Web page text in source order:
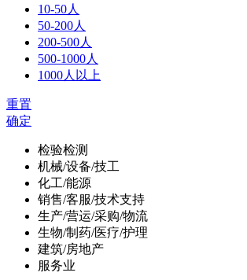
10-50人
50-200人
200-500人
500-1000人
1000人以上
重置
确定
检验检测
机械/设备/技工
化工/能源
销售/客服/技术支持
生产/营运/采购/物流
生物/制药/医疗/护理
建筑/房地产
服务业